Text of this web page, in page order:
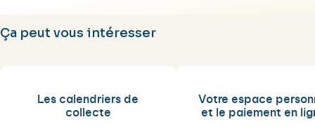
Ça peut vous intéresser
Les calendriers de
collecte
Votre espace
et le paiement en